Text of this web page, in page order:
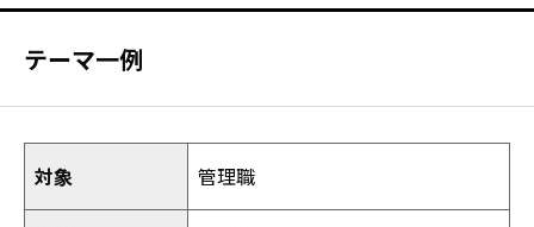
テーマ一例
対象 管理職